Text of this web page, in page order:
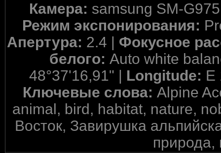
Камера: samsung SM-
Режим экспонирования:
Апертура: 2.4 | Фокусное
белого:Auto white
48°37'16,91" | Longitude: E
Ключевые слова: Alpine
animal, bird, habitat, nature,
Восток, Завирушка
природа,